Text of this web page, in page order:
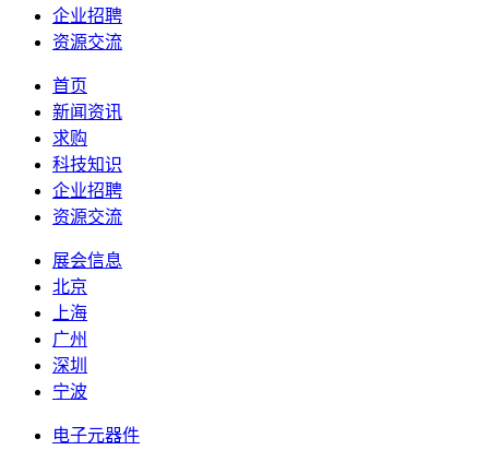
企业招聘
资源交流
首页
新闻资讯
求购
科技知识
企业招聘
资源交流
展会信息
北京
上海
广州
深圳
宁波
电子元器件